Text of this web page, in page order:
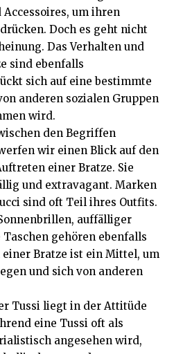
um ihren
Doch es geht nicht
Das Verhalten und
sind ebenfalls
sich auf eine bestimmte
anderen sozialen Gruppen
wird.
den Begriffen
wir einen Blick auf den
einer Bratze. Sie
und extravagant. Marken
sind oft Teil ihres Outfits.
auffälliger
gehören ebenfalls
Bratze ist ein Mittel, um
und sich von anderen
Tussi liegt in der Attitüde
eine Tussi oft als
angesehen wird,